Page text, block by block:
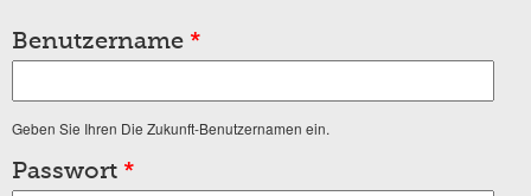
Benutzername *
Geben Sie Ihren Die Zukunft-Benutzernamen ein.
Passwort *